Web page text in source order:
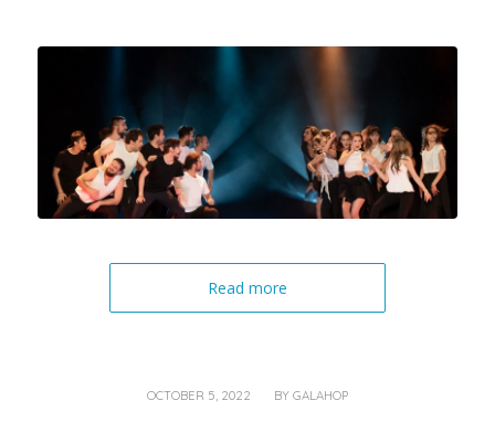
Read more
OCTOBER 5, 2022
/ BY GALAHOP